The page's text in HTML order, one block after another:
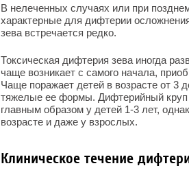
В нелеченных случаях или при
характерные для дифтерии
зева встречается редко.
Токсическая дифтерия зева иногда
чаще возникает с самого начала,
Чаще поражает детей в возрасте от 3
тяжелые ее формы. Дифтерийный круп
главным образом у детей 1-3 лет,
возрасте и даже у взрослых.
Клиническое течение